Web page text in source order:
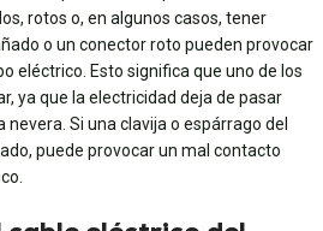
rotos o, en algunos casos, tener
o un conector roto pueden provocar
eléctrico. Esto significa que uno de los
ya que la electricidad deja de pasar
Si una clavija o espárrago del
puede provocar un mal contacto